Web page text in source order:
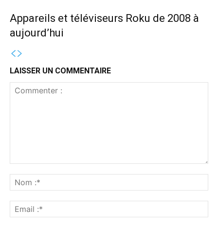
Appareils et téléviseurs Roku de 2008 à
aujourd’hui
LAISSER UN COMMENTAIRE